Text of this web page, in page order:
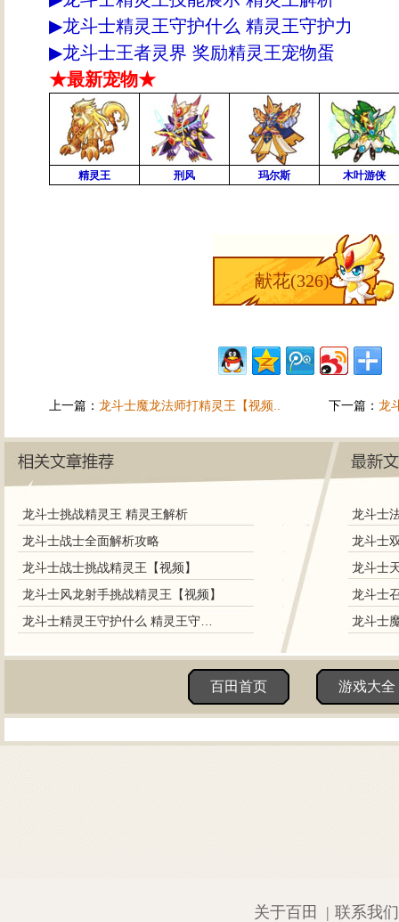
▶龙斗士精灵王守护什么 精灵王守护力
▶龙斗士王者灵界 奖励精灵王宠物蛋
★最新宠物★
精灵王 刑风 玛尔斯 木叶游侠
献花(326)
上一篇： 龙斗士魔龙法师打精灵王【视频.. 下一篇： 龙
龙斗士挑战精灵王 精灵王解析
龙斗士战士全面解析攻略
龙斗士战士挑战精灵王【视频】
龙斗士风龙射手挑战精灵王【视频】
龙斗士
龙斗士
龙斗士
龙斗士
龙斗士
百田首页 游戏大全
关于百田 | 联系我们